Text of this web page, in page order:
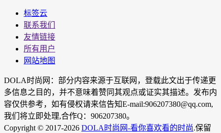
标签云
联系我们
友情链接
所有用户
网站地图
DOLA时尚网：部分内容来源于互联网，登载此文出于传递更
多信息之目的，并不意味着赞同其观点或证实其描述。发布内
容仅供参考，如有侵权请来信告知E-mail:906207380@qq.com,
我们将立即处理,合作Q：906207380。
Copyright © 2017-2026 DOLA时尚网-看你喜欢看的时尚.保留